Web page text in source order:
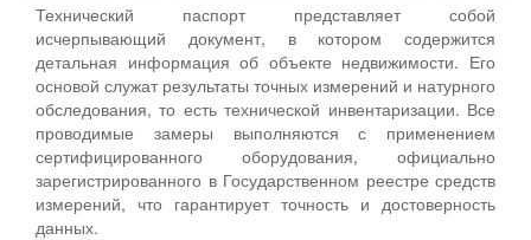
Технический паспорт представляет собой
исчерпывающий документ, в котором содержится
детальная информация об объекте недвижимости. Его
основой служат результаты точных измерений и натурного
обследования, то есть технической инвентаризации. Все
проводимые замеры выполняются с применением
сертифицированного оборудования, официально
зарегистрированного в Государственном реестре средств
измерений, что гарантирует точность и достоверность
данных.